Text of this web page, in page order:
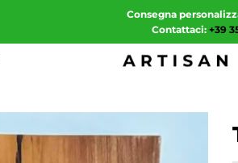
Consegna
Contattaci: +39